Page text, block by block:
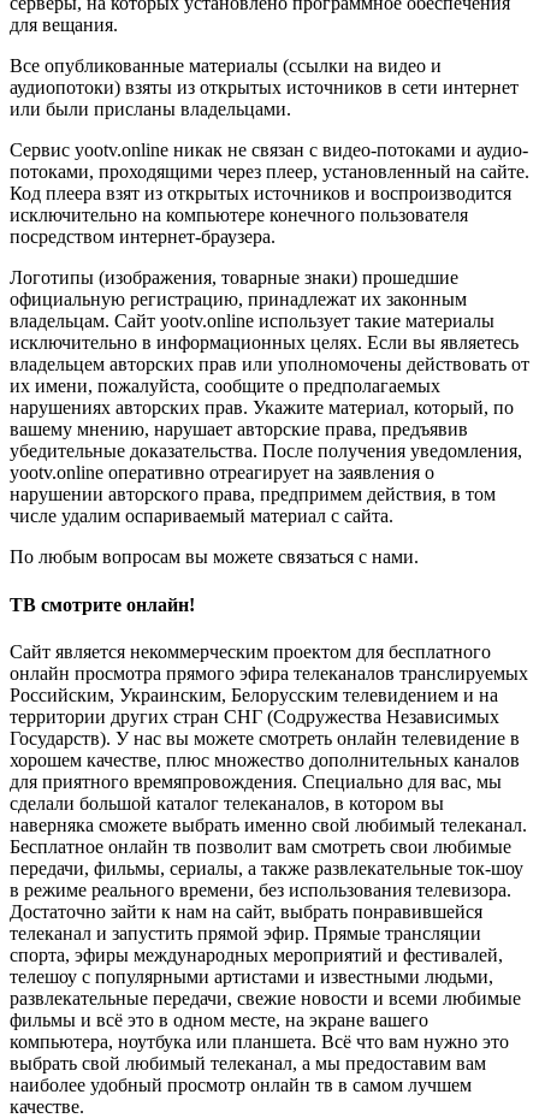
для вещания.
Все опубликованные материалы (ссылки на видео и
аудиопотоки) взяты из открытых источников в сети интернет
или были присланы владельцами.
Сервис yootv.online никак не связан с видео-потоками и аудио-
потоками, проходящими через плеер, установленный на сайте.
Код плеера взят из открытых источников и воспроизводится
исключительно на компьютере конечного пользователя
посредством интернет-браузера.
Логотипы (изображения, товарные знаки) прошедшие
официальную регистрацию, принадлежат их законным
владельцам. Сайт yootv.online использует такие материалы
исключительно в информационных целях. Если вы являетесь
владельцем авторских прав или уполномочены действовать от
их имени, пожалуйста, сообщите о предполагаемых
нарушениях авторских прав. Укажите материал, который, по
вашему мнению, нарушает авторские права, предъявив
убедительные доказательства. После получения уведомления,
yootv.online оперативно отреагирует на заявления о
нарушении авторского права, предпримем действия, в том
числе удалим оспариваемый материал с сайта.
По любым вопросам вы можете связаться с нами.
ТВ смотрите онлайн!
Сайт является некоммерческим проектом для бесплатного
онлайн просмотра прямого эфира телеканалов транслируемых
Российским, Украинским, Белорусским телевидением и на
территории других стран СНГ (Содружества Независимых
Государств). У нас вы можете смотреть онлайн телевидение в
хорошем качестве, плюс множество дополнительных каналов
для приятного времяпровождения. Специально для вас, мы
сделали большой каталог телеканалов, в котором вы
наверняка сможете выбрать именно свой любимый телеканал.
Бесплатное онлайн тв позволит вам смотреть свои любимые
передачи, фильмы, сериалы, а также развлекательные ток-шоу
в режиме реального времени, без использования телевизора.
Достаточно зайти к нам на сайт, выбрать понравившейся
телеканал и запустить прямой эфир. Прямые трансляции
спорта, эфиры международных мероприятий и фестивалей,
телешоу с популярными артистами и известными людьми,
развлекательные передачи, свежие новости и всеми любимые
фильмы и всё это в одном месте, на экране вашего
компьютера, ноутбука или планшета. Всё что вам нужно это
выбрать свой любимый телеканал, а мы предоставим вам
наиболее удобный просмотр онлайн тв в самом лучшем
качестве.